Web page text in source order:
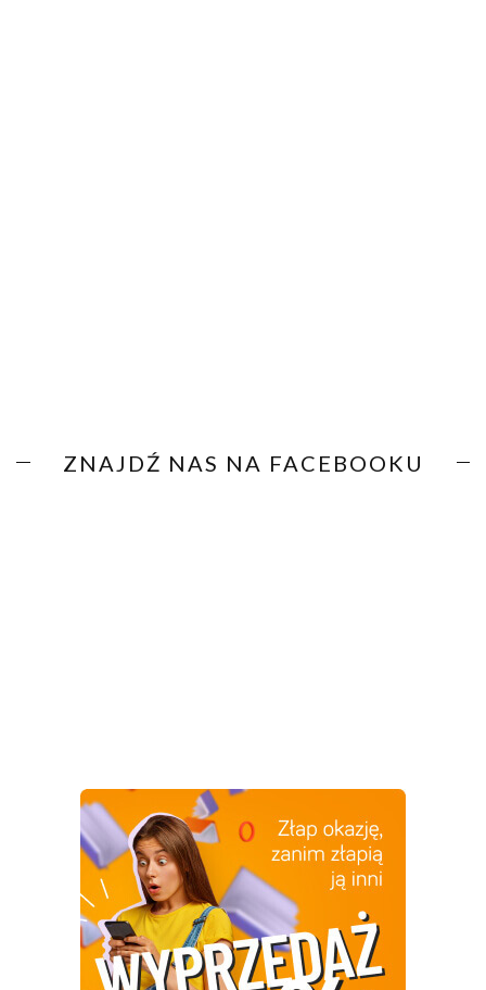
ZNAJDŹ NAS NA FACEBOOKU